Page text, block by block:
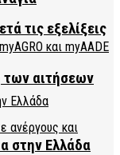
τις εξελίξεις
στην Ελλάδα
αιτήσεων